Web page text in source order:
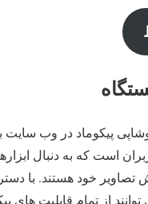
پیکوماد در وب سایت
است که به دنبال
تصاویر خود هستند. با
از تمام قابلیت های